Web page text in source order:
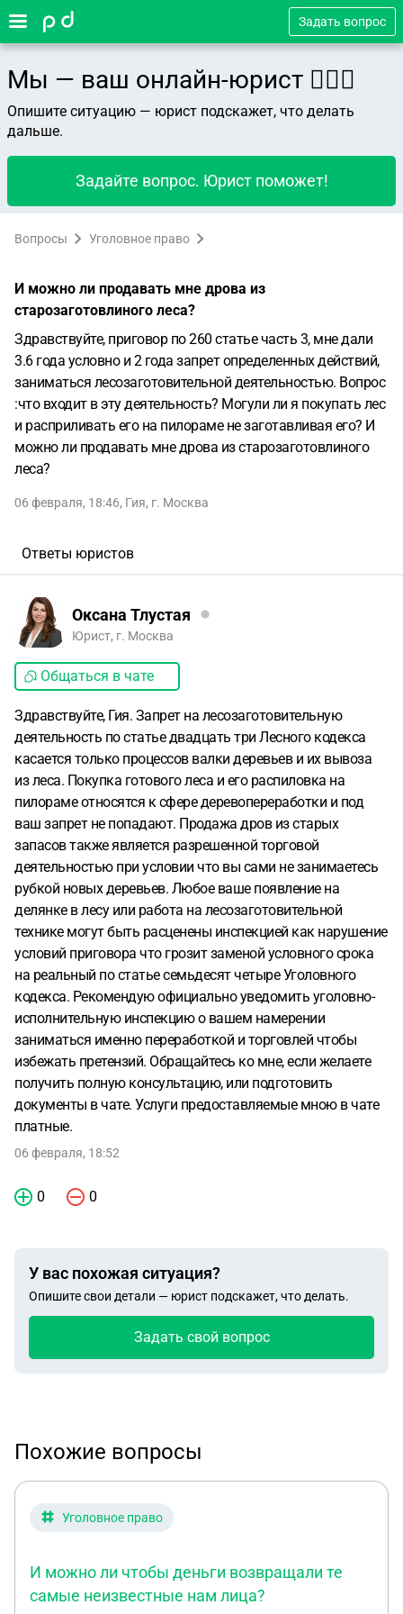
Задать вопрос
Мы — ваш онлайн-юрист 👨🏻‍⚖️
Опишите ситуацию — юрист подскажет, что делать
дальше.
Задайте вопрос. Юрист поможет!
Вопросы Уголовное право
И можно ли продавать мне дрова из
старозаготовлиного леса?
Здравствуйте, приговор по 260 статье часть 3, мне дали
3.6 года условно и 2 года запрет определенных действий,
заниматься лесозаготовительной деятельностью. Вопрос
:что входит в эту деятельность? Могули ли я покупать лес
и расприливать его на пилораме не заготавливая его? И
можно ли продавать мне дрова из старозаготовлиного
леса?
06 февраля, 18:46, Гия, г. Москва
Ответы юристов
Оксана Тлустая
Юрист, г. Москва
Общаться в чате
Здравствуйте, Гия. Запрет на лесозаготовительную
деятельность по статье двадцать три Лесного кодекса
касается только процессов валки деревьев и их вывоза
из леса. Покупка готового леса и его распиловка на
пилораме относятся к сфере деревопереработки и под
ваш запрет не попадают. Продажа дров из старых
запасов также является разрешенной торговой
деятельностью при условии что вы сами не занимаетесь
рубкой новых деревьев. Любое ваше появление на
делянке в лесу или работа на лесозаготовительной
технике могут быть расценены инспекцией как нарушение
условий приговора что грозит заменой условного срока
на реальный по статье семьдесят четыре Уголовного
кодекса. Рекомендую официально уведомить уголовно-
исполнительную инспекцию о вашем намерении
заниматься именно переработкой и торговлей чтобы
избежать претензий. Обращайтесь ко мне, если желаете
получить полную консультацию, или подготовить
документы в чате. Услуги предоставляемые мною в чате
платные.
06 февраля, 18:52
0 0
У вас похожая ситуация?
Опишите свои детали — юрист подскажет, что делать.
Задать свой вопрос
Похожие вопросы
Уголовное право
И можно ли чтобы деньги возвращали те
самые неизвестные нам лица?